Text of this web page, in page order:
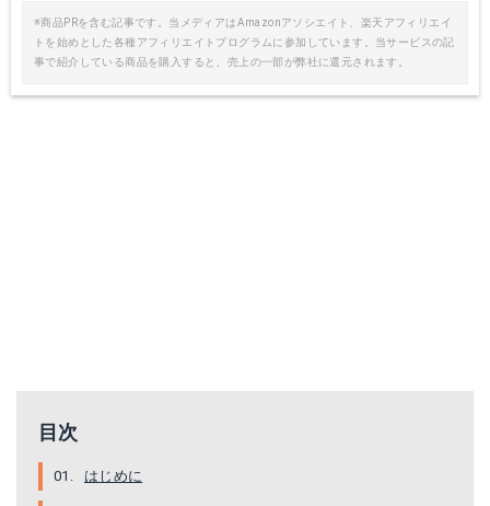
※商品PRを含む記事です。当メディアはAmazonアソシエイト、楽天アフィリエイ
トを始めとした各種アフィリエイトプログラムに参加しています。当サービスの記
事で紹介している商品を購入すると、売上の一部が弊社に還元されます。
目次
はじめに